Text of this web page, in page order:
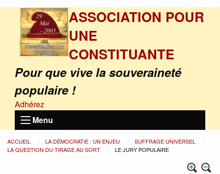
ASSOCIATION POUR
UNE
CONSTITUANTE
Pour que vive la souveraineté
populaire !
Adhérez
Menu
ACCUEIL LA DÉMOCRATIE : UN ENJEU
SUFFRAGE UNIVERSEL
LA QUESTION DU TIRAGE AU SORT
LE JURY POPULAIRE